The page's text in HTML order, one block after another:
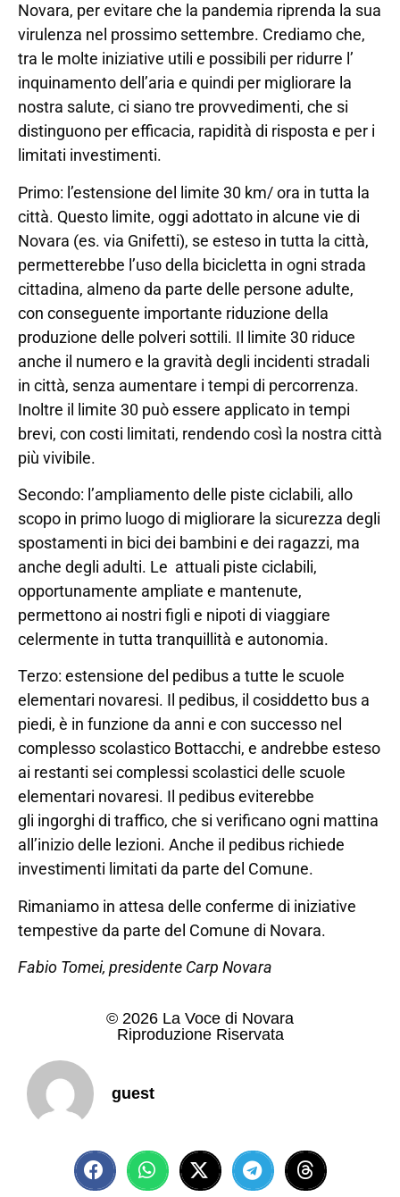
Novara, per evitare che la pandemia riprenda la sua
virulenza nel prossimo settembre. Crediamo che,
tra le molte iniziative utili e possibili per ridurre l’
inquinamento dell’aria e quindi per migliorare la
nostra salute, ci siano tre provvedimenti, che si
distinguono per efficacia, rapidità di risposta e per i
limitati investimenti.
Primo: l’estensione del limite 30 km/ ora in tutta la
città. Questo limite, oggi adottato in alcune vie di
Novara (es. via Gnifetti), se esteso in tutta la città,
permetterebbe l’uso della bicicletta in ogni strada
cittadina, almeno da parte delle persone adulte,
con conseguente importante riduzione della
produzione delle polveri sottili. Il limite 30 riduce
anche il numero e la gravità degli incidenti stradali
in città, senza aumentare i tempi di percorrenza.
Inoltre il limite 30 può essere applicato in tempi
brevi, con costi limitati, rendendo così la nostra città
più vivibile.
Secondo: l’ampliamento delle piste ciclabili, allo
scopo in primo luogo di migliorare la sicurezza degli
spostamenti in bici dei bambini e dei ragazzi, ma
anche degli adulti. Le attuali piste ciclabili,
opportunamente ampliate e mantenute,
permettono ai nostri figli e nipoti di viaggiare
celermente in tutta tranquillità e autonomia.
Terzo: estensione del pedibus a tutte le scuole
elementari novaresi. Il pedibus, il cosiddetto bus a
piedi, è in funzione da anni e con successo nel
complesso scolastico Bottacchi, e andrebbe esteso
ai restanti sei complessi scolastici delle scuole
elementari novaresi. Il pedibus eviterebbe
gli ingorghi di traffico, che si verificano ogni mattina
all’inizio delle lezioni. Anche il pedibus richiede
investimenti limitati da parte del Comune.
Rimaniamo in attesa delle conferme di iniziative
tempestive da parte del Comune di Novara.
Fabio Tomei, presidente Carp Novara
© 2026 La Voce di Novara
Riproduzione Riservata
guest